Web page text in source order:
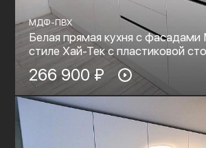
МДФ-ПВХ
Белая прямая кухня с
стиле Хай-Тек с пластиковой
266 900 ₽